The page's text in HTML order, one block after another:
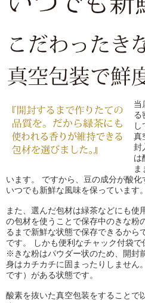
当
る
し
真
封
は
ま
います。 ですから、豆の成分が酸化
いつでも新鮮な風味を保っています。
また、選んだ包材は緑茶などにも使
の包材を使うことで保存中のきな粉
るまで新鮮な状態で保存できるから
です。 しかも便利なチャック付袋で
※きな粉はパウダー状のため、開封
身はカチカチに固まったりしません
です）がある状態です。
酸素を抜いた真空包装をすることで